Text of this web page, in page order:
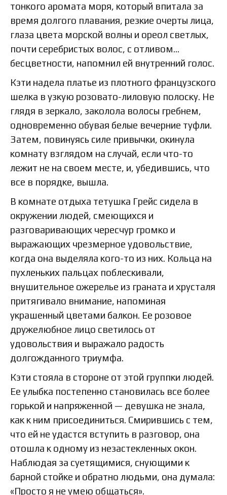
тонкого аромата моря, который впитала за
время долгого плавания, резкие очерты лица,
глаза цвета морской волны и ореол светлых,
почти серебристых волос, с отливом…
бесцветности, напомнил ей внутренний голос.
Кэти надела платье из плотного французского
шелка в узкую розовато-лиловую полоску. Не
глядя в зеркало, заколола волосы гребнем,
одновременно обувая белые вечерние туфли.
Затем, повинуясь силе привычки, окинула
комнату взглядом на случай, если что-то
лежит не на своем месте, и, убедившись, что
все в порядке, вышла.
В комнате отдыха тетушка Грейс сидела в
окружении людей, смеющихся и
разговаривающих чересчур громко и
выражающих чрезмерное удовольствие,
когда она выделяла кого-то из них. Кольца на
пухленьких пальцах поблескивали,
внушительное ожерелье из граната и хрусталя
притягивало внимание, напоминая
украшенный цветами балкон. Ее розовое
дружелюбное лицо светилось от
удовольствия и выражало радость
долгожданного триумфа.
Кэти стояла в стороне от этой группки людей.
Ее улыбка постепенно становилась все более
горькой и напряженной — девушка не знала,
как к ним присоединиться. Смирившись с тем,
что ей не удастся вступить в разговор, она
отошла к одному из незастекленных окон.
Наблюдая за суетящимися, снующими к
барной стойке и обратно людьми, она думала:
«Просто я не умею общаться».